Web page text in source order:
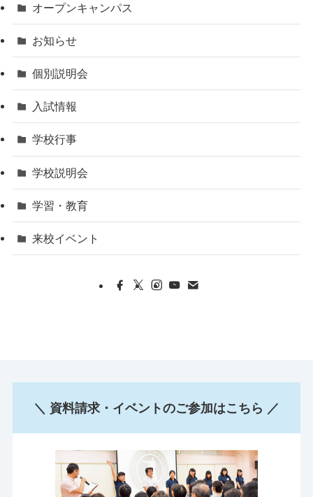
オープンキャンパス
お知らせ
個別説明会
入試情報
学校行事
学校説明会
学習・教育
来校イベント
＼ 資料請求・イベントのご参加はこちら ／